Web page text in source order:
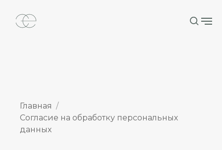
Главная
Согласие на обработку персональных
данных